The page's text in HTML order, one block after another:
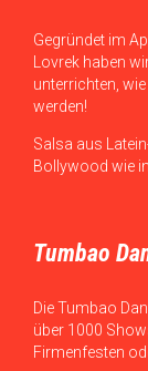
Gegründet im
Lovrek haben
unterrichten,
werden!
Salsa aus
Bollywood wie
Tumbao
Die Tumbao
über 1000
Firmenfesten